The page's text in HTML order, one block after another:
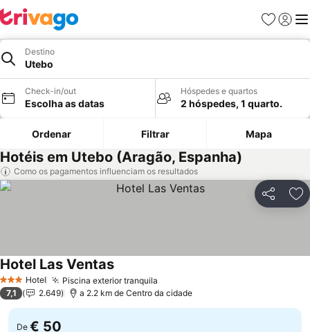
Favoritos
Iniciar
Destino
Utebo
Check-in/out
Escolha as datas
Hóspedes e quartos
2 hóspedes, 1 quarto.
Ordenar Filtrar Mapa
Hotéis em Utebo (Aragão, Espanha)
Como os pagamentos influenciam os resultados
Partilhar
3 EstrelasHotel Piscina exterior tranquila
Hotel Las Ventas
7,1 2.649 a 2.2 km de Centro da cidade
De € 50